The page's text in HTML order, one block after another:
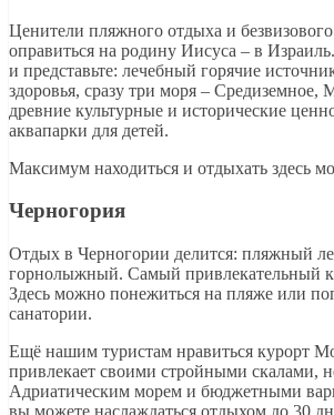
Ценители пляжного отдыха и
оправиться на родину Иисуса – в
и представьте: лечебный горячие
здоровья, сразу три моря – Средиземное,
древние культурные и исторические
аквапарки для детей.
Максимум находиться и отдыхать здесь
Черногория
Отдых в Черногории делится: пляжный
горнолыжный. Самый привлекательный
Здесь можно понежиться на пляже или
санатории.
Ещё нашим туристам нравиться курорт
привлекает своими стройными скалами,
Адриатическим морем и бюджетными